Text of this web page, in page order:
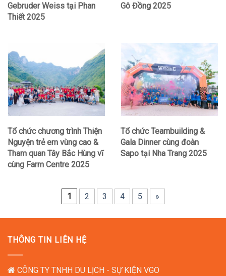
Gebruder Weiss tại Phan
Thiết 2025
Gô Đồng 2025
Tổ chức chương trình Thiện
Nguyện trẻ em vùng cao &
Tham quan Tây Bắc Hùng vĩ
cùng Farm Centre 2025
Tổ chức Teambuilding &
Gala Dinner cùng đoàn
Sapo tại Nha Trang 2025
1 2 3 4 5 »
THÔNG TIN LIÊN HỆ
CÔNG TY TNHH DU LỊCH - SỰ KIỆN VGO